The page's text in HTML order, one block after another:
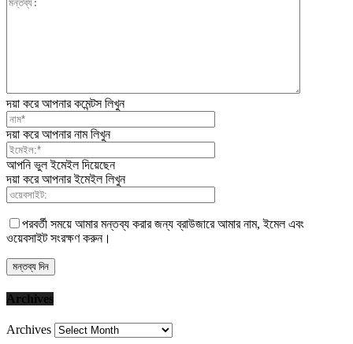
দয়া করে আপনার কমেন্টস লিখুন
দয়া করে আপনার নাম লিখুন
আপনি ভুল ইমেইল দিয়েছেন
দয়া করে আপনার ইমেইল লিখুন
পরবর্তী সময়ে আমার মন্তব্য করার জন্য ব্রাউজারে আমার নাম, ইমেল এবং
ওয়েবসাইট সংরক্ষণ করুন।
Archives
Archives